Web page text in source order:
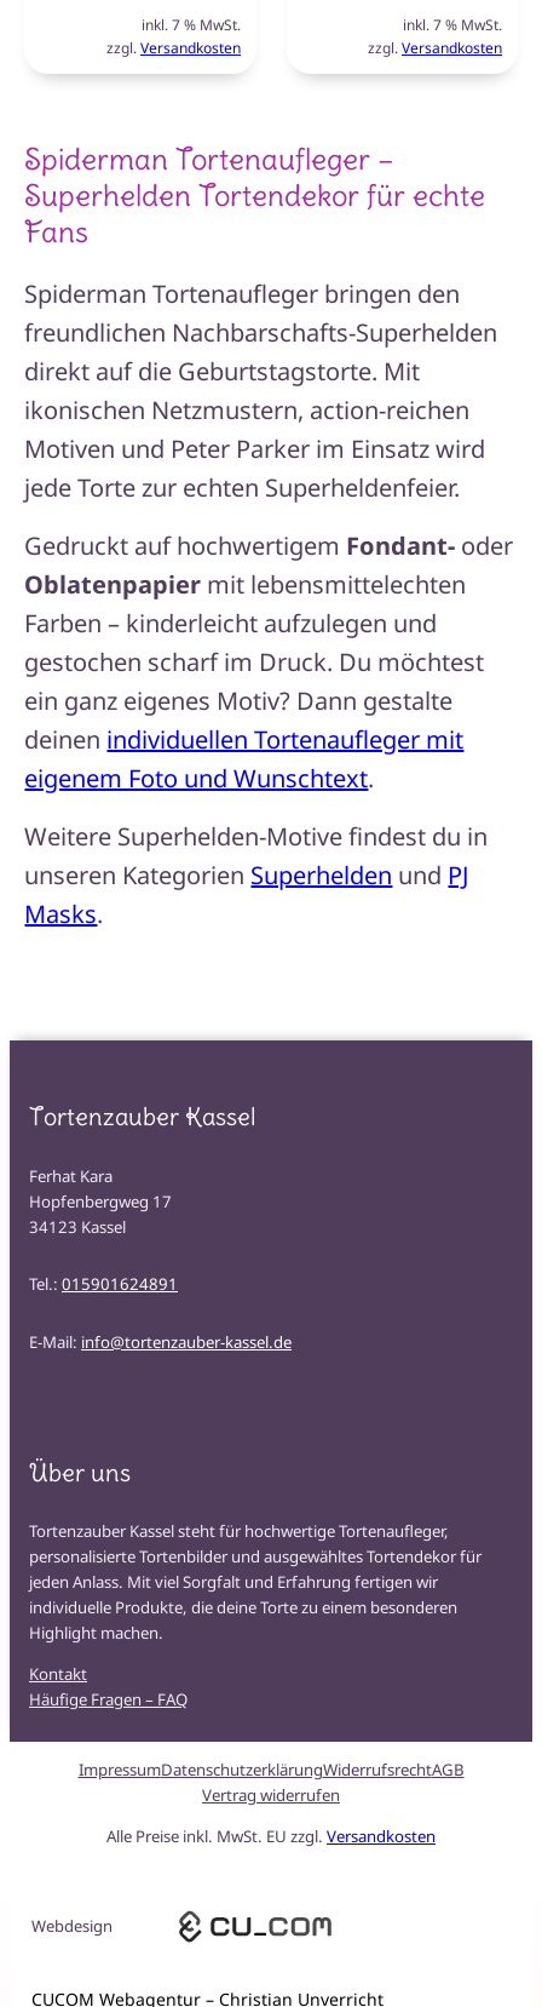
inkl. 7 % MwSt.
zzgl.Versandkosten
inkl. 7 % MwSt.
zzgl.Versandkosten
Spiderman Tortenaufleger –
Superhelden Tortendekor für echte
Fans
Spiderman Tortenaufleger bringen den
freundlichen Nachbarschafts-Superhelden
direkt auf die Geburtstagstorte. Mit
ikonischen Netzmustern, action-reichen
Motiven und Peter Parker im Einsatz wird
jede Torte zur echten Superheldenfeier.
Gedruckt auf hochwertigem Fondant- oder
Oblatenpapier mit lebensmittelechten
Farben – kinderleicht aufzulegen und
gestochen scharf im Druck. Du möchtest
ein ganz eigenes Motiv? Dann gestalte
deinen individuellen Tortenaufleger mit
eigenem Foto und Wunschtext.
Weitere Superhelden-Motive findest du in
unseren Kategorien Superhelden und PJ
Masks.
Tortenzauber Kassel
Ferhat Kara
Hopfenbergweg 17
34123 Kassel
Tel.: 015901624891
E-Mail: info@tortenzauber-kassel.de
Über uns
Tortenzauber Kassel steht für hochwertige Tortenaufleger,
personalisierte Tortenbilder und ausgewähltes Tortendekor für
jeden Anlass. Mit viel Sorgfalt und Erfahrung fertigen wir
individuelle Produkte, die deine Torte zu einem besonderen
Highlight machen.
Kontakt
Häufige Fragen – FAQ
ImpressumDatenschutzerklärungWiderrufsrechtAGB
Vertrag widerrufen
Alle Preise inkl. MwSt. EU zzgl. Versandkosten
Webdesign
CUCOM Webagentur – Christian Unverricht